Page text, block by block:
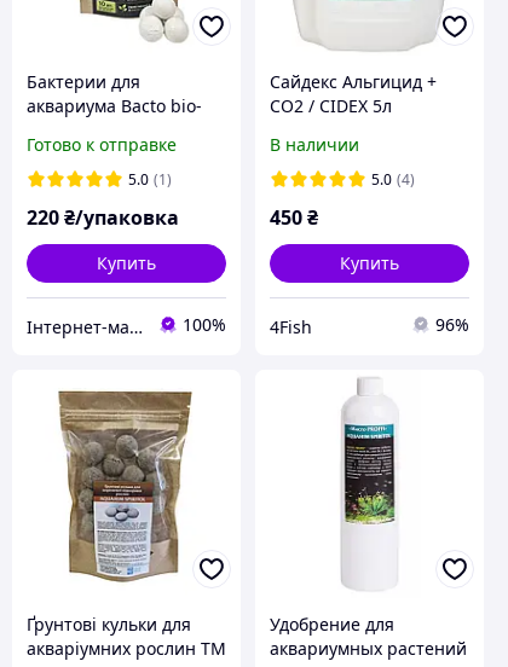
Бактерии для
аквариума Bacto bio-
Spiritol, 10штук
Готово к отправке
5.0 (1)
220 ₴/упаковка
Купить
Інтернет-магазин "Aquahim Spiritol" 100%
Сайдекс Альгицид +
СО2 / CIDEX 5л
В наличии
5.0 (4)
450₴
Купить
4Fish 96%
Ґрунтові кульки для
акваріумних рослин TM
Удобрение для
аквариумных растений